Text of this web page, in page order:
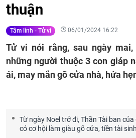
thuận
Tâm linh - Tử vi 06/01/2024 16:22
Tử vi nói rằng, sau ngày
những người thuộc 3 con giáp
ái, may mắn gõ cửa nhà, hứa
Từ ngày Noel trở đi, Thần Tài ban
có cơ hội làm giàu gõ cửa, tiền tài